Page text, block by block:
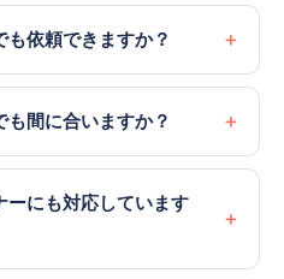
も依頼できますか？
間に合いますか？
ーにも対応しています